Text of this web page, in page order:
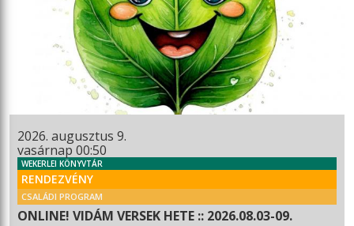
2026. augusztus 9.
vasárnap 00:50
WEKERLEI KÖNYVTÁR
RENDEZVÉNY
CSALÁDI PROGRAM
ONLINE! VIDÁM VERSEK HETE :: 2026.08.03-09.